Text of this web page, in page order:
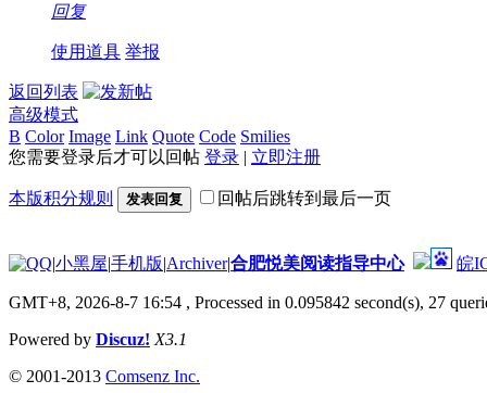
回复
使用道具 举报
返回列表
高级模式
B Color Image Link Quote Code Smilies
您需要登录后才可以回帖 登录 | 立即注册
本版积分规则 发表回复 回帖后跳转到最后一页
|小黑屋|手机版|Archiver|合肥悦美阅读指导中心 皖
GMT+8, 2026-8-7 16:54 , Processed in 0.095842 second(s), 27
Powered by Discuz! X3.1
© 2001-2013 Comsenz Inc.